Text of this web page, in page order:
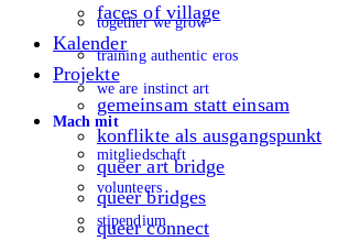
together we grow
training authentic eros
we are instinct art
Mach mit
mitgliedschaft
volunteers
stipendium
faces of village
Kalender
Projekte
gemeinsam statt einsam
konflikte als ausgangspunkt
queer art bridge
queer bridges
queer connect